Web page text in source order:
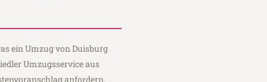
ein Umzug von Duisburg
Umzugsservice aus
anfordern.